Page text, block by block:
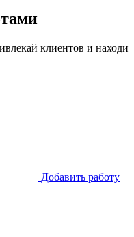
клиентов и находи
Добавить работу